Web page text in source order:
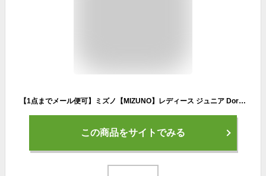
【1点までメール便可】ミズノ【MIZUNO】レディース ジュニア Doraron Socks Women's Z2JXA720 スキーソックス (ウィメンズ/女性用/大人用/子供用/小学生/靴下/スキー靴下/ロングソッス/ブレスサーモ/日本製/厚手/保温/暖かい)
この商品をサイトでみる